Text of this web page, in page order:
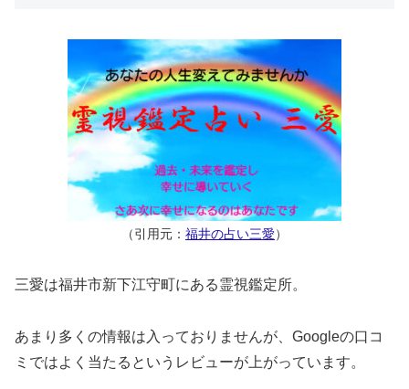
（引用元： 福井の占い三愛）
三愛は福井市新下江守町にある霊視鑑定所。
あまり多くの情報は入っておりませんが、Googleの口コ
ミではよく当たるというレビューが上がっています。